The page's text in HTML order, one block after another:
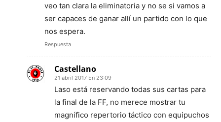
veo tan clara la eliminatoria y no se si vamos a
ser capaces de ganar allí un partido con lo que
nos espera.
Respuesta
Castellano
21 abril 2017 En 23:09
Laso está reservando todas sus cartas para
la final de la FF, no merece mostrar tu
magnífico repertorio táctico con equipuchos